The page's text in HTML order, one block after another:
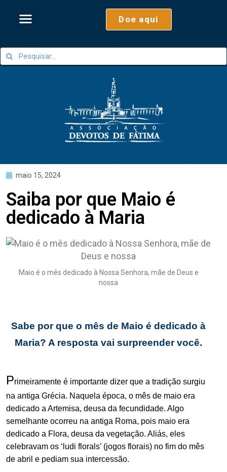
Doe aqui
maio 15, 2024
Saiba por que Maio é
dedicado à Maria
Maio é o mês dedicado à Nossa Senhora, mãe de Deus e
nossa
Sabe por que o mês de Maio é dedicado à
Maria? A resposta vai surpreender você.
Primeiramente é importante dizer que a tradição surgiu
na antiga Grécia. Naquela época, o mês de maio era
dedicado a Artemisa, deusa da fecundidade. Algo
semelhante ocorreu na antiga Roma, pois maio era
dedicado a Flora, deusa da vegetação. Aliás, eles
celebravam os ‘ludi florals’ (jogos florais) no fim do mês
de abril e pediam sua intercessão.